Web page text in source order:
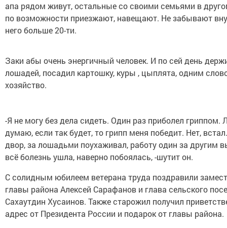
апа рядом живут, остальные со своими семьями в
по возможности приезжают, навещают. Не забывают
него больше 20-ти.
Заки абы очень энергичный человек. И по сей день
лошадей, посадил картошку, куры , цыплята, одним
хозяйство.
-Я не могу без дела сидеть. Один раз приболел гриппом.
думаю, если так будет, то грипп меня победит. Нет,
двор, за лошадьми поухаживал, работу один за другим
всё болезнь ушла, наверно побоялась, -шутит он.
С солидным юбилеем ветерана труда поздравили
главы района Алексей Сарафанов и глава сельского
Сахаутдин Хусаинов. Также старожил получил
адрес от Президента России и подарок от главы района.